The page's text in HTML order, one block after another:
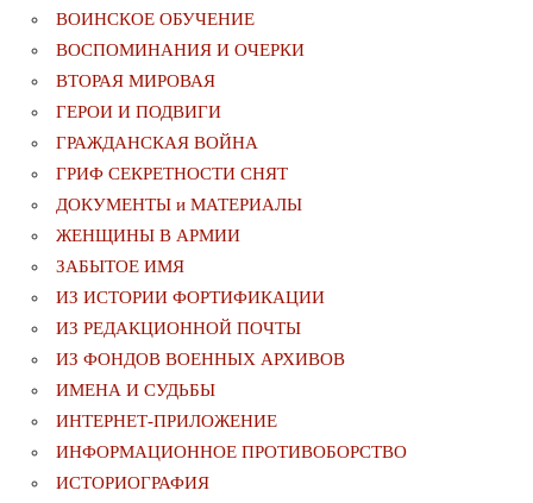
ВОИНСКОЕ ОБУЧЕНИЕ
ВОСПОМИНАНИЯ И ОЧЕРКИ
ВТОРАЯ МИРОВАЯ
ГЕРОИ И ПОДВИГИ
ГРАЖДАНСКАЯ ВОЙНА
ГРИФ СЕКРЕТНОСТИ СНЯТ
ДОКУМЕНТЫ и МАТЕРИАЛЫ
ЖЕНЩИНЫ В АРМИИ
ЗАБЫТОЕ ИМЯ
ИЗ ИСТОРИИ ФОРТИФИКАЦИИ
ИЗ РЕДАКЦИОННОЙ ПОЧТЫ
ИЗ ФОНДОВ ВОЕННЫХ АРХИВОВ
ИМЕНА И СУДЬБЫ
ИНТЕРНЕТ-ПРИЛОЖЕНИЕ
ИНФОРМАЦИОННОЕ ПРОТИВОБОРСТВО
ИСТОРИОГРАФИЯ